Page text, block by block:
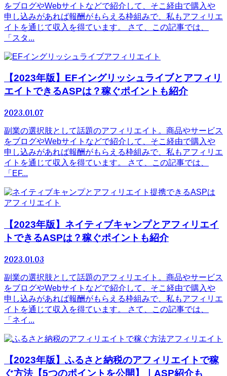
をブログやWebサイトなどで紹介して、そこ経由で購入や
申し込みがあれば報酬がもらえる枠組みで、私もアフィリエ
イトを通じて収入を得ています。 さて、この記事では、
「スタ...
アフィリエイト
【2023年版】EFイングリッシュライブとアフィリ
エイトできるASPは？稼ぐポイントも紹介
2023.01.07
副業の選択肢として話題のアフィリエイト。商品やサービス
をブログやWebサイトなどで紹介して、そこ経由で購入や
申し込みがあれば報酬がもらえる枠組みで、私もアフィリエ
イトを通じて収入を得ています。 さて、この記事では、
「EF...
アフィリエイト
【2023年版】ネイティブキャンプとアフィリエイ
トできるASPは？稼ぐポイントも紹介
2023.01.03
副業の選択肢として話題のアフィリエイト。商品やサービス
をブログやWebサイトなどで紹介して、そこ経由で購入や
申し込みがあれば報酬がもらえる枠組みで、私もアフィリエ
イトを通じて収入を得ています。 さて、この記事では、
「ネイ...
アフィリエイト
【2023年版】ふるさと納税のアフィリエイトで稼
ぐ方法【5つのポイントを公開】｜ASP紹介も